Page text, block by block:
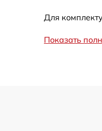
Для
Показать